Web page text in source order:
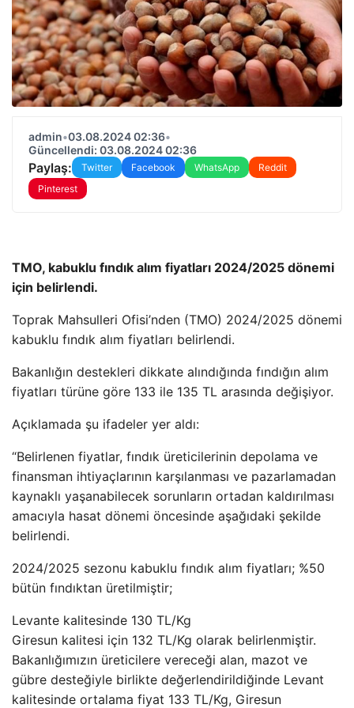
admin•03.08.2024 02:36•
Güncellendi: 03.08.2024 02:36
Paylaş: Twitter Facebook WhatsApp
Reddit
Pinterest
TMO, kabuklu fındık alım fiyatları 2024/2025 dönemi
için belirlendi.
Toprak Mahsulleri Ofisi’nden (TMO) 2024/2025 dönemi
kabuklu fındık alım fiyatları belirlendi.
Bakanlığın destekleri dikkate alındığında fındığın alım
fiyatları türüne göre 133 ile 135 TL arasında değişiyor.
Açıklamada şu ifadeler yer aldı:
“Belirlenen fiyatlar, fındık üreticilerinin depolama ve
finansman ihtiyaçlarının karşılanması ve pazarlamadan
kaynaklı yaşanabilecek sorunların ortadan kaldırılması
amacıyla hasat dönemi öncesinde aşağıdaki şekilde
belirlendi.
2024/2025 sezonu kabuklu fındık alım fiyatları; %50
bütün fındıktan üretilmiştir;
Levante kalitesinde 130 TL/Kg
Giresun kalitesi için 132 TL/Kg olarak belirlenmiştir.
Bakanlığımızın üreticilere vereceği alan, mazot ve
gübre desteğiyle birlikte değerlendirildiğinde Levant
kalitesinde ortalama fiyat 133 TL/Kg, Giresun